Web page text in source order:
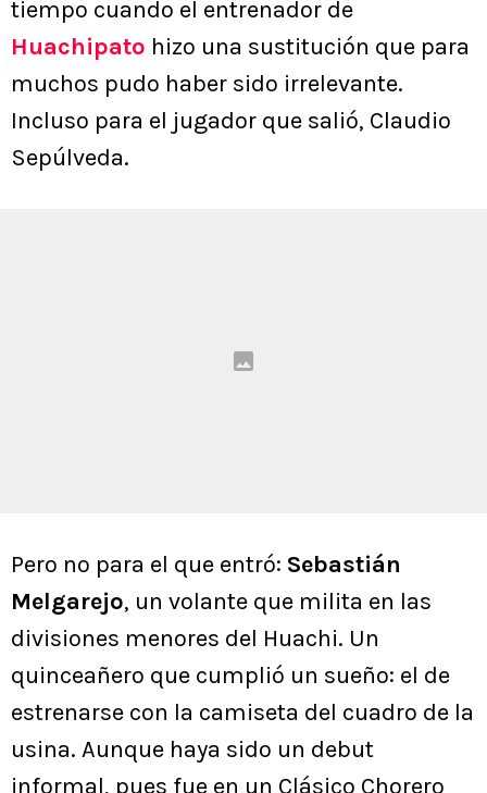
tiempo cuando el entrenador de
Huachipato hizo una sustitución que para
muchos pudo haber sido irrelevante.
Incluso para el jugador que salió, Claudio
Sepúlveda.
Pero no para el que entró: Sebastián
Melgarejo, un volante que milita en las
divisiones menores del Huachi. Un
quinceañero que cumplió un sueño: el de
estrenarse con la camiseta del cuadro de la
usina. Aunque haya sido un debut
informal, pues fue en un Clásico Chorero